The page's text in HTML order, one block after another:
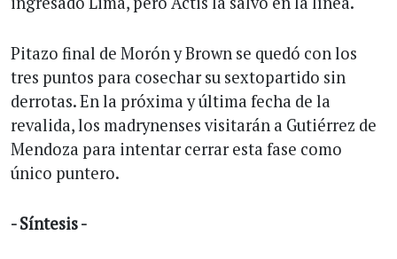
Pitazo final de Morón y Brown se quedó con los
tres puntos para cosechar su sextopartido sin
derrotas. En la próxima y última fecha de la
revalida, los madrynenses visitarán a Gutiérrez de
Mendoza para intentar cerrar esta fase como
único puntero.
- Síntesis -